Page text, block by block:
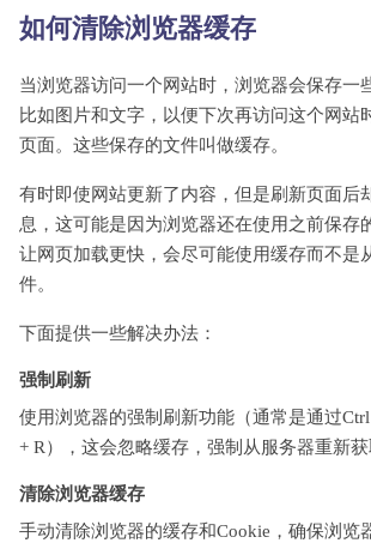
如何清除浏览器缓存
当浏览器访问一个网站时，浏览器会保存一
比如图片和文字，以便下次再访问这个网站
页面。这些保存的文件叫做缓存。
有时即使网站更新了内容，但是刷新页面后
息，这可能是因为浏览器还在使用之前保存
让网页加载更快，会尽可能使用缓存而不是
件。
下面提供一些解决办法：
强制刷新
使用浏览器的强制刷新功能（通常是通过
+ R），这会忽略缓存，强制从服务器重新获
清除浏览器缓存
手动清除浏览器的缓存和Cookie，确保浏览